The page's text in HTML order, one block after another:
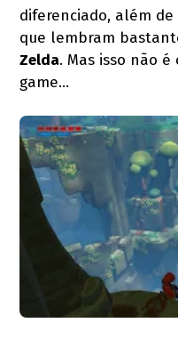
diferenciado, além
que lembram
Zelda. Mas isso não
game…